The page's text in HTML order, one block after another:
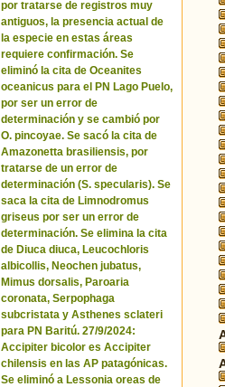
por tratarse de registros muy
antiguos, la presencia actual de
la especie en estas áreas
requiere confirmación. Se
eliminó la cita de Oceanites
oceanicus para el PN Lago Puelo,
por ser un error de
determinación y se cambió por
O. pincoyae. Se sacó la cita de
Amazonetta brasiliensis, por
tratarse de un error de
determinación (S. specularis). Se
saca la cita de Limnodromus
griseus por ser un error de
determinación. Se elimina la cita
de Diuca diuca, Leucochloris
albicollis, Neochen jubatus,
Mimus dorsalis, Paroaria
coronata, Serpophaga
subcristata y Asthenes sclateri
para PN Baritú. 27/9/2024:
Accipiter bicolor es Accipiter
chilensis en las AP patagónicas.
Se eliminó a Lessonia oreas de